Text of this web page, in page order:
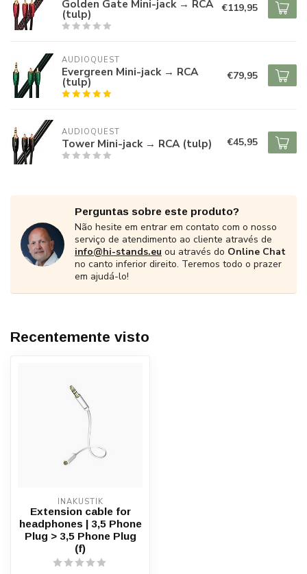
Golden Gate Mini-jack → RCA
(tulp) €119,95
AUDIOQUEST
Evergreen Mini-jack → RCA
(tulp) €79,95
AUDIOQUEST
Tower Mini-jack → RCA (tulp) €45,95
Perguntas sobre este produto?
Não hesite em entrar em contato com o nosso
serviço de atendimento ao cliente através de
info@hi-stands.eu ou através do Online Chat
no canto inferior direito. Teremos todo o prazer
em ajudá-lo!
Recentemente visto
INAKUSTIK
Extension cable for
headphones | 3,5 Phone
Plug > 3,5 Phone Plug
(f)